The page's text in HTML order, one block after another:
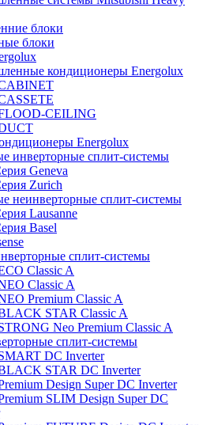
блоки
блоки
кондиционеры Energolux
CEILING
Energolux
инверторные сплит-системы
Geneva
Zurich
неинверторные сплит-системы
Lausanne
Basel
сплит-системы
Classic A
Classic A
Premium Classic A
STAR Classic A
Neo Premium Classic A
сплит-системы
DC Inverter
STAR DC Inverter
Design Super DC Inverter
SLIM Design Super DC